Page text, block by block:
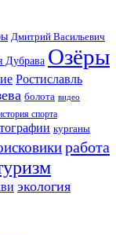
Дмитрий Васильевич
Дубрава Озёры
Ростиславль
болота видео
спорта
курганы
работа
экология